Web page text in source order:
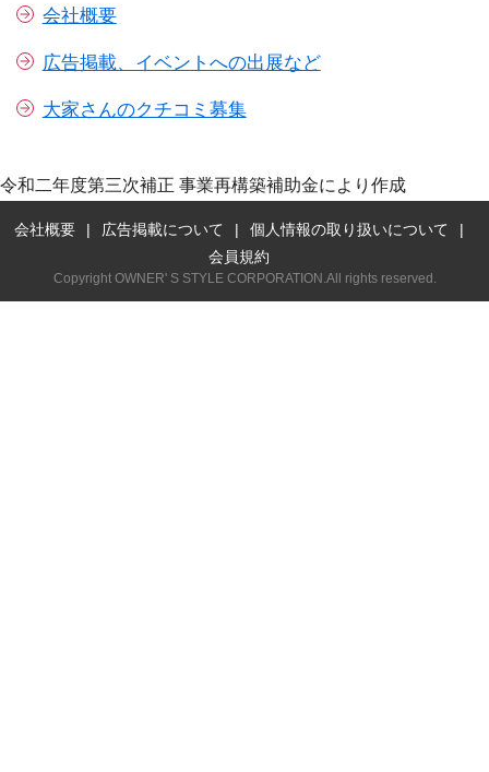
会社概要
広告掲載、イベントへの出展など
大家さんのクチコミ募集
令和二年度第三次補正 事業再構築補助金により作成
会社概要 広告掲載について
個人情報の取り扱いについて
会員規約
Copyright OWNER' S STYLE CORPORATION.All rights reserved.